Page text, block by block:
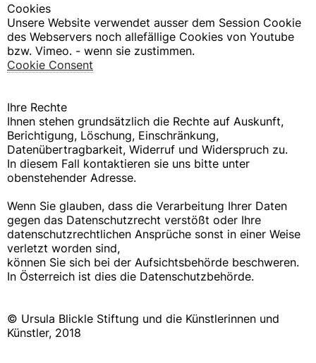
Cookies
Unsere Website verwendet ausser dem Session Cookie
des Webservers noch allefällige Cookies von Youtube
bzw. Vimeo. - wenn sie zustimmen.
Cookie Consent
Ihre Rechte
Ihnen stehen grundsätzlich die Rechte auf Auskunft,
Berichtigung, Löschung, Einschränkung,
Datenübertragbarkeit, Widerruf und Widerspruch zu.
In diesem Fall kontaktieren sie uns bitte unter
obenstehender Adresse.
Wenn Sie glauben, dass die Verarbeitung Ihrer Daten
gegen das Datenschutzrecht verstößt oder Ihre
datenschutzrechtlichen Ansprüche sonst in einer Weise
verletzt worden sind,
können Sie sich bei der Aufsichtsbehörde beschweren.
In Österreich ist dies die Datenschutzbehörde.
© Ursula Blickle Stiftung und die Künstlerinnen und
Künstler, 2018